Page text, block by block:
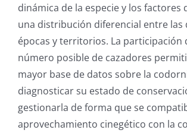
dinámica de la especie y los factores
una distribución diferencial entre las
épocas y territorios. La participación
número posible de cazadores
mayor base de datos sobre la
diagnosticar su estado de
gestionarla de forma que se
aprovechamiento cinegético con la